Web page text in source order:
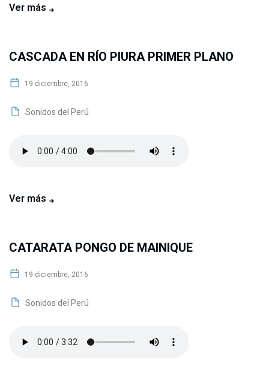
Ver más
CASCADA EN RÍO PIURA PRIMER PLANO
19 diciembre, 2016
Sonidos del Perú
Ver más
CATARATA PONGO DE MAINIQUE
19 diciembre, 2016
Sonidos del Perú